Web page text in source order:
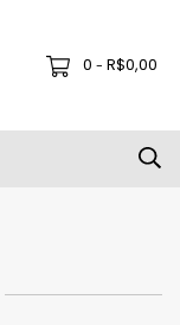
0 - R$0,00